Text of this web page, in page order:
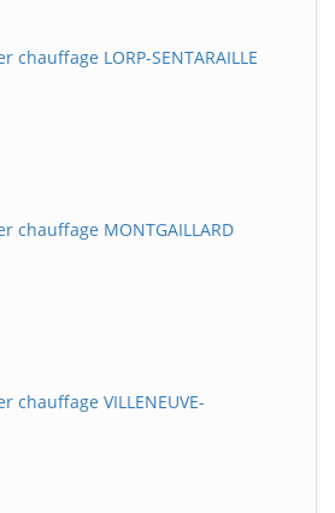
chauffage LORP-SENTARAILLE
chauffage MONTGAILLARD
chauffage VILLENEUVE-